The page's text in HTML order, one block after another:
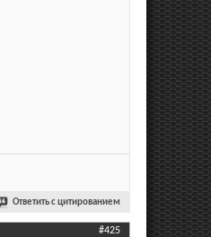
Ответить с цитированием
#425